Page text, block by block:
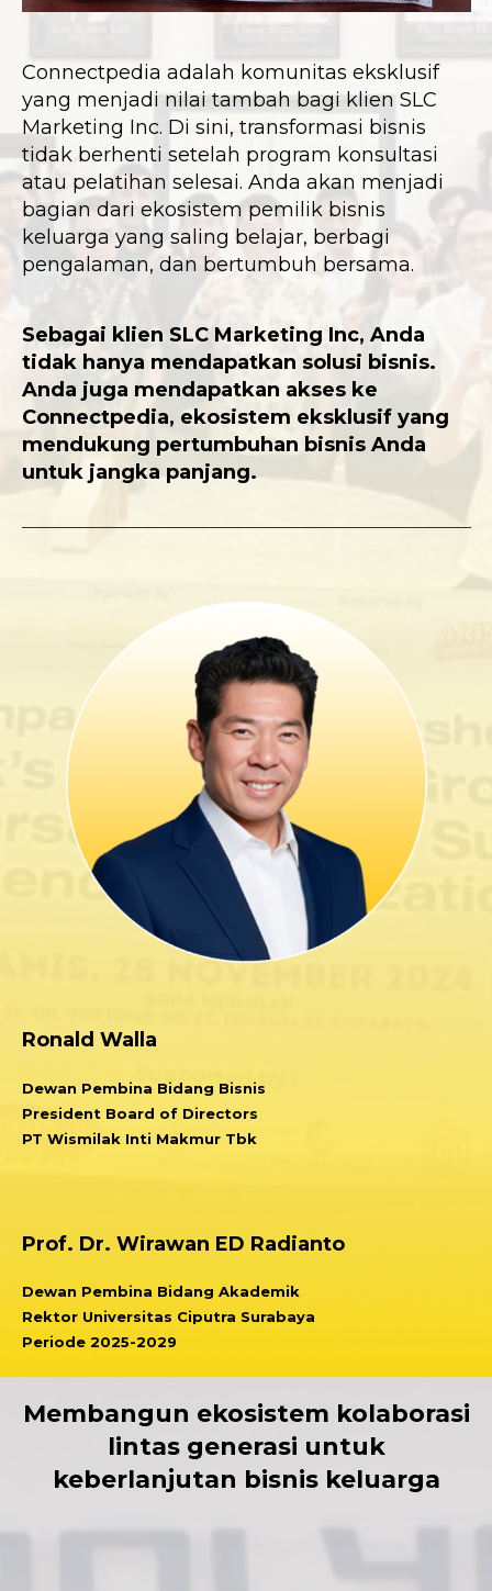
Connectpedia adalah komunitas eksklusif
yang menjadi nilai tambah bagi klien SLC
Marketing Inc. Di sini, transformasi bisnis
tidak berhenti setelah program konsultasi
atau pelatihan selesai. Anda akan menjadi
bagian dari ekosistem pemilik bisnis
keluarga yang saling belajar, berbagi
pengalaman, dan bertumbuh bersama.
Sebagai klien SLC Marketing Inc, Anda
tidak hanya mendapatkan solusi bisnis.
Anda juga mendapatkan akses ke
Connectpedia, ekosistem eksklusif yang
mendukung pertumbuhan bisnis Anda
untuk jangka panjang.
Ronald Walla
Dewan Pembina Bidang Bisnis
President Board of Directors
PT Wismilak Inti Makmur Tbk
Prof. Dr. Wirawan ED Radianto
Dewan Pembina Bidang Akademik
Rektor Universitas Ciputra Surabaya
Periode 2025-2029
Membangun ekosistem kolaborasi
lintas generasi untuk
keberlanjutan bisnis keluarga